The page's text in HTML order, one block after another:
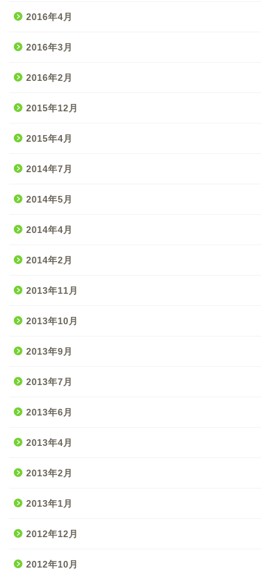
2016年4月
2016年3月
2016年2月
2015年12月
2015年4月
2014年7月
2014年5月
2014年4月
2014年2月
2013年11月
2013年10月
2013年9月
2013年7月
2013年6月
2013年4月
2013年2月
2013年1月
2012年12月
2012年10月